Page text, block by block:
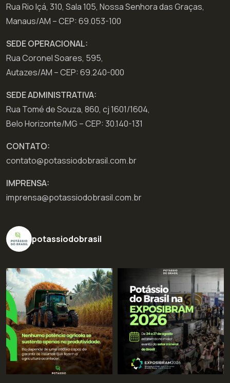
Rua Rio Içá, 310, Sala 105, Nossa Senhora das Graças,
Manaus/AM – CEP: 69.053-100
SEDE OPERACIONAL:
Rua Coronel Soares, 595,
Autazes/AM – CEP: 69.240-000
SEDE ADMINISTRATIVA:
Rua Tomé de Souza, 860, cj 1601/1604,
Belo Horizonte/MG – CEP: 30.140-131
CONTATO:
contato@potassiodobrasil.com.br
IMPRENSA:
imprensa@potassiodobrasil.com.br
potassiodobrasil